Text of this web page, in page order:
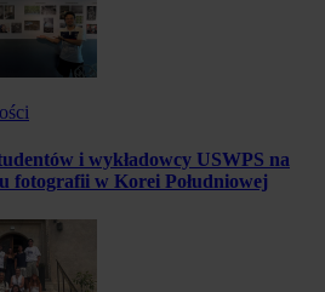
i wykładowcy USWPS na
fotografii w Korei Południowej